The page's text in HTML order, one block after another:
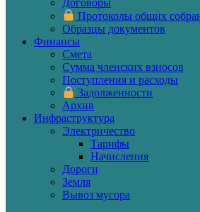
Договоры
Протоколы общих
Образцы документов
Финансы
Смета
Сумма членских взносов
Поступления и расходы
Задолженности
Архив
Инфраструктура
Электричество
Тарифы
Начисления
Дороги
Земля
Вывоз мусора